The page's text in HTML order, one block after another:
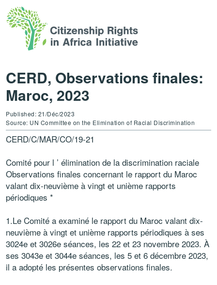
CERD, Observations finales:
Maroc, 2023
Published: 21/Déc/2023
Source: UN Committee on the Elimination of Racial Discrimination
CERD/C/MAR/CO/19-21
Comité pour l ’ élimination de la discrimination raciale
Observations finales concernant le rapport du Maroc
valant dix-neuvième à vingt et unième rapports
périodiques *
1.Le Comité a examiné le rapport du Maroc valant dix-
neuvième à vingt et unième rapports périodiques à ses
3024e et 3026e séances, les 22 et 23 novembre 2023. À
ses 3043e et 3044e séances, les 5 et 6 décembre 2023,
il a adopté les présentes observations finales.